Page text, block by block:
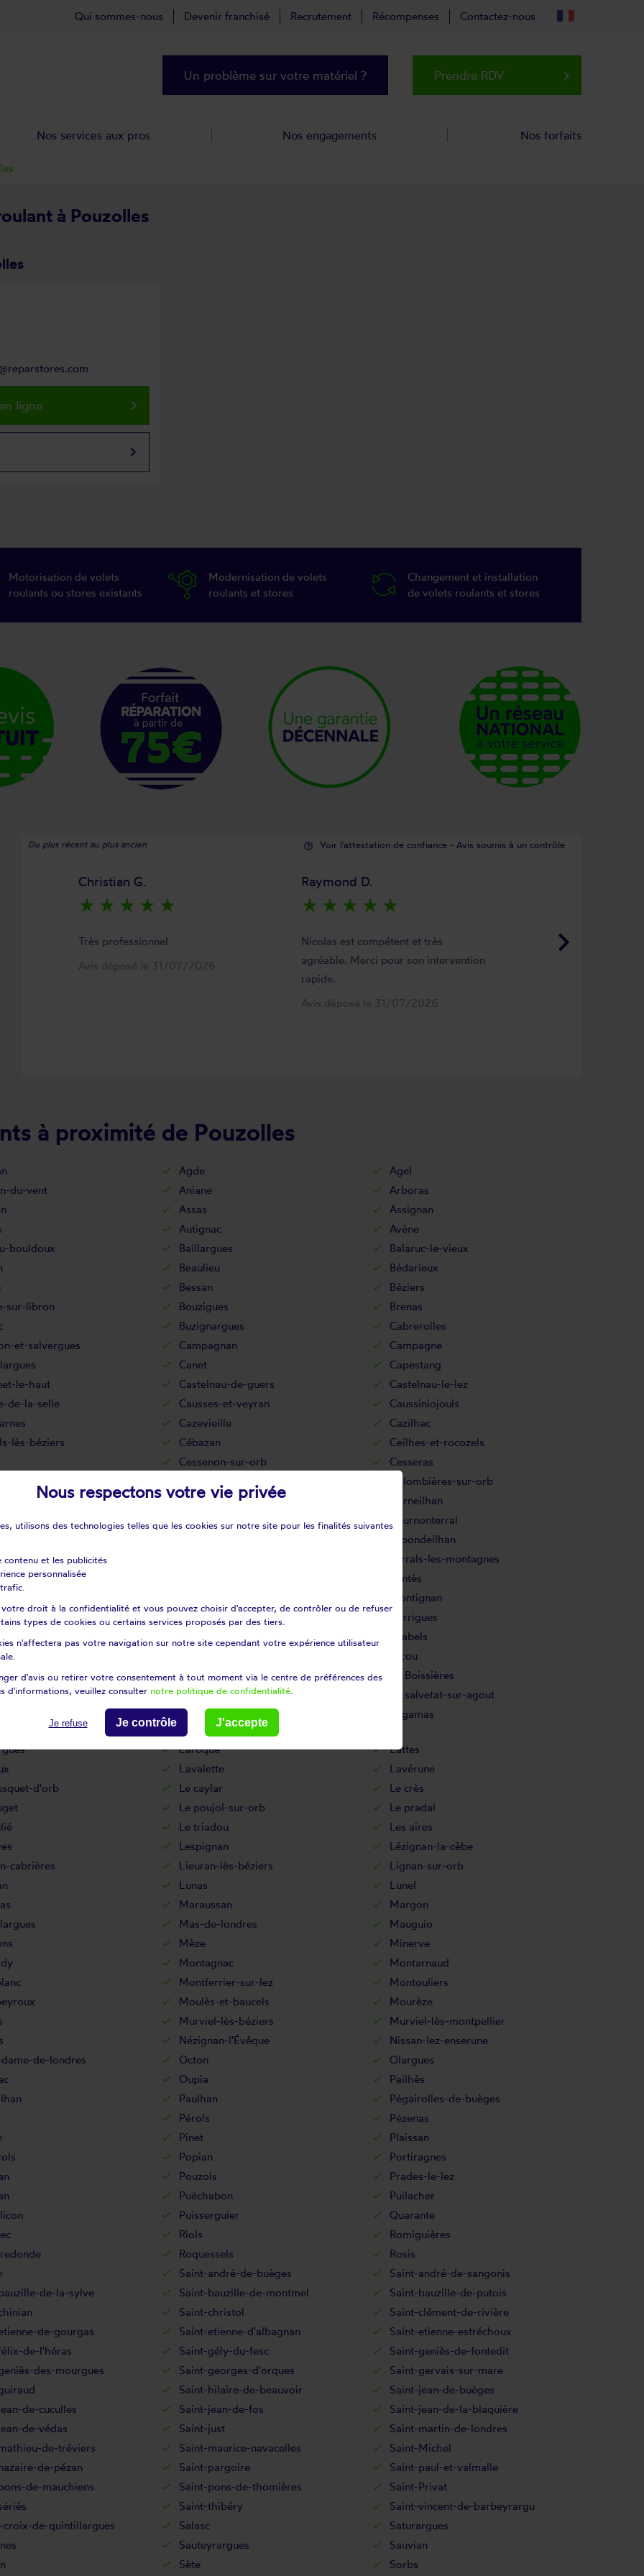
à Pouzolles
ligne keyboard_arrow_right
keyboard_arrow_right
Motorisation de volets
roulants ou stores existants
Modernisation de volets
roulants et stores
Changement et installation
de volets roulants et stores
Du plus récent au plus ancien help_outline Voir l'attestation de confiance - Avis soumis à un contrôle
keyboard_arrow_right
Christian G.
star_rate star_rate star_rate star_rate star_rate
Très professionnel
Avis déposé le 31/07/2026
Raymond D.
star_rate star_rate star_rate star_rate star_rate
Nicolas est compétent et très
agréable. Merci pour son intervention
rapide.
Avis déposé le 31/07/2026
à proximité de Pouzolles
Agde
Agel
du-vent Aniane
Arboras
Assas
Assignan
Autignac
Avène
bouldoux Baillargues
Balaruc-le-vieux
Beaulieu
Bédarieux
Bessan
Béziers
sur-libron Bouzigues
Brenas
Buzignargues
Cabrerolles
et-salvergues Campagnan
Campagne
Canet
Capestang
le-haut Castelnau-de-guers
Castelnau-le-lez
de-la-selle Causses-et-veyran
Caussiniojouls
Cazevieille
Cazilhac
lès-béziers Cébazan
Ceilhes-et-rocozels
Cessenon-sur-orb
Cesseras
Colombières-sur-orb
Combes
Corneilhan
Cournonsec
Cournonterral
Espondeilhan
Ferrals-les-montagnes
poussarou
Fontès
Frontignan
Garrigues
Gorniès
Grabels
Jacou
Juvignac
La Boissières
motte La livinière
La salvetat-sur-agout
et-saint-martin-de-
Lacoste Lagamas
Laroque
Lattes
Lavalette
Lavérune
d'orb Le caylar
Le crès
Le poujol-sur-orb
Le pradal
Le triadou
Les aires
Lespignan
Lézignan-la-cèbe
cabrières Lieuran-lès-béziers
Lignan-sur-orb
Lunas
Lunel
Maraussan
Margon
Mas-de-londres
Mauguio
Mèze
Minerve
Montagnac
Montarnaud
Montferrier-sur-lez
Montouliers
Moulès-et-baucels
Mourèze
Murviel-lès-béziers
Murviel-lès-montpellier
Nézignan-l'Évêque
Nissan-lez-enserune
de-londres Octon
Olargues
Oupia
Pailhès
Paulhan
Pégairolles-de-buèges
Pérols
Pézenas
Pinet
Plaissan
Popian
Portiragnes
Pouzols
Prades-le-lez
Puéchabon
Puilacher
Puisserguier
Quarante
Riols
Romiguières
Roquessels
Rosis
Saint-andré-de-buèges
Saint-andré-de-sangonis
de-la-sylve Saint-bauzille-de-montmel
Saint-bauzille-de-putois
Saint-christol
Saint-clément-de-rivière
de-gourgas Saint-etienne-d'albagnan
Saint-etienne-estréchoux
de-l'héras Saint-gély-du-fesc
Saint-geniès-de-fontedit
des-mourgues Saint-georges-d'orques
Saint-gervais-sur-mare
Saint-hilaire-de-beauvoir
Saint-jean-de-buèges
de-cuculles Saint-jean-de-fos
Saint-jean-de-la-blaquière
de-védas Saint-just
Saint-martin-de-londres
de-tréviers Saint-maurice-navacelles
Saint-Michel
de-pézan Saint-pargoire
Saint-paul-et-valmalle
de-mauchiens Saint-pons-de-thomières
Saint-Privat
Saint-thibéry
Saint-vincent-de-barbeyrargu
croix-de-quintillargues Salasc
Saturargues
Sauteyrargues
Sauvian
Sète Sorbs
Qui sommes-nous Devenir franchisé Recrutement Récompenses Contactez-nous
Un problème sur votre matériel ? Prendre RDV keyboard_arrow_right
Nos services aux pros Nos engagements Nos forfaits
Nous respectons votre vie privée
utilisons des technologies telles que les cookies sur notre site pour les finalités suivantes
contenu et les publicités
personnalisée
votre droit à la confidentialité et vous pouvez choisir d'accepter, de contrôler ou de refuser
types de cookies ou certains services proposés par des tiers.
n'affectera pas votre navigation sur notre site cependant votre expérience utilisateur
d'avis ou retirer votre consentement à tout moment via le centre de préférences des
d'informations, veuillez consulter notre politique de confidentialité
Je refuse Je contrôle J'accepte